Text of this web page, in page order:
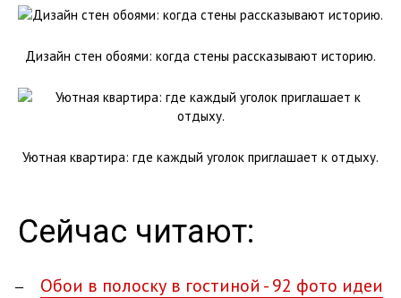
Дизайн стен обоями: когда стены рассказывают историю.
Уютная квартира: где каждый уголок приглашает к отдыху.
Сейчас читают:
Обои в полоску в гостиной - 92 фото идеи